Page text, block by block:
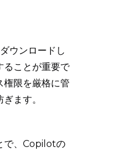
ダウンロードし
ることが重要で
権限を厳格に管
ます。
で、Copilotの